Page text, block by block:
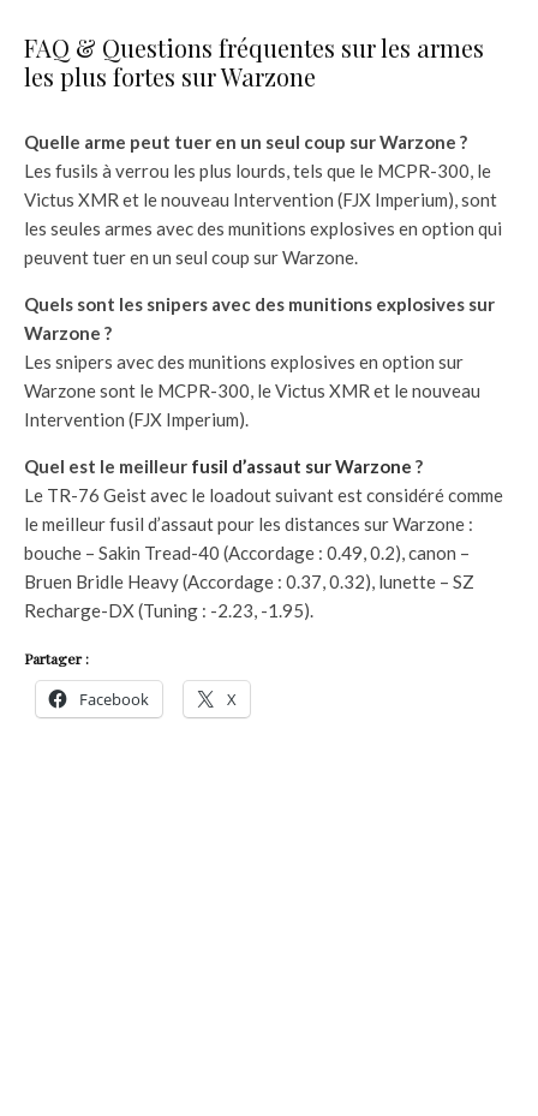
FAQ & Questions fréquentes sur les armes
les plus fortes sur Warzone
Quelle arme peut tuer en un seul coup sur Warzone ?
Les fusils à verrou les plus lourds, tels que le MCPR-300, le
Victus XMR et le nouveau Intervention (FJX Imperium), sont
les seules armes avec des munitions explosives en option qui
peuvent tuer en un seul coup sur Warzone.
Quels sont les snipers avec des munitions explosives sur
Warzone ?
Les snipers avec des munitions explosives en option sur
Warzone sont le MCPR-300, le Victus XMR et le nouveau
Intervention (FJX Imperium).
Quel est le meilleur fusil d’assaut sur Warzone ?
Le TR-76 Geist avec le loadout suivant est considéré comme
le meilleur fusil d’assaut pour les distances sur Warzone :
bouche – Sakin Tread-40 (Accordage : 0.49, 0.2), canon –
Bruen Bridle Heavy (Accordage : 0.37, 0.32), lunette – SZ
Recharge-DX (Tuning : -2.23, -1.95).
Partager :
Facebook X